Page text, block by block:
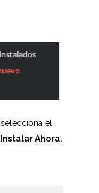
selecciona el
Instalar Ahora.